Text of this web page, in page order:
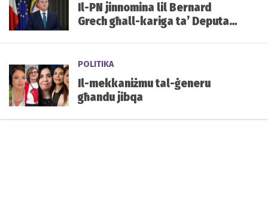
Il-PN jinnomina lil Bernard
Grech għall-kariga ta’ Deputat
POLITIKA
Il-mekkaniżmu tal-ġeneru
għandu jibqa